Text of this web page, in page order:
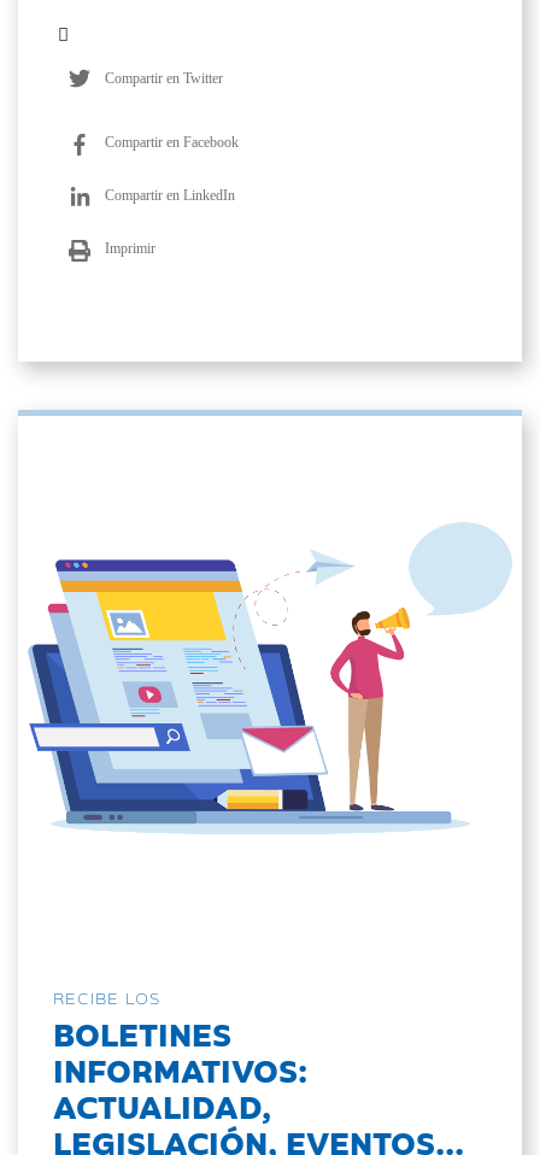
Compartir en Twitter
Compartir en Facebook
Compartir en LinkedIn
Imprimir
RECIBE LOS
BOLETINES
INFORMATIVOS:
ACTUALIDAD,
LEGISLACIÓN, EVENTOS...